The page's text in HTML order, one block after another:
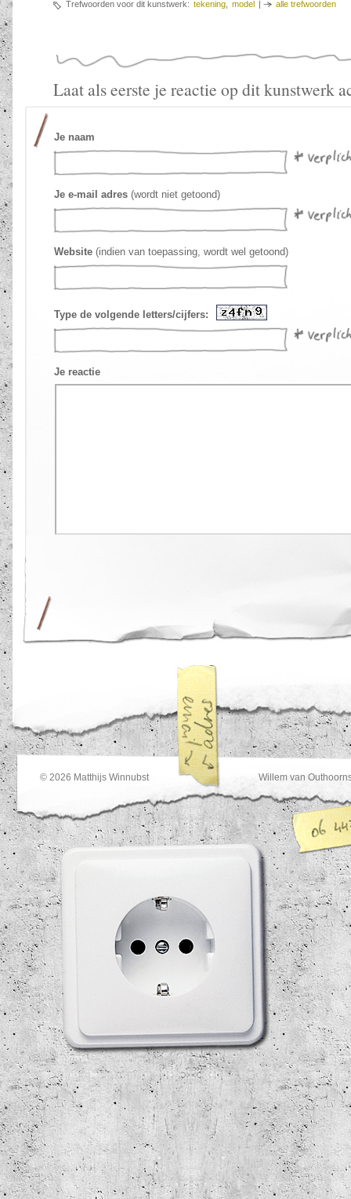
Trefwoorden voor dit kunstwerk: tekening, model alle trefwoorden
Laat als eerste je reactie op dit kunstwerk
Je naam
Je e-mail adres (wordt niet getoond)
Website (indien van toepassing, wordt wel getoond)
Type de volgende letters/cijfers:
Je reactie
© 2026 Matthijs Winnubst Willem van